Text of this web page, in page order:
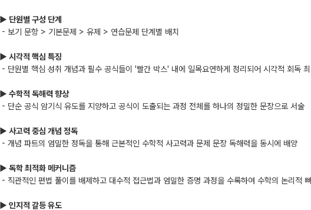
▶ 단원별 구성 단계
- 보기 문항 > 기본문제 > 유제 > 연습문제 단계별 배치
▶ 시각적 핵심 특징
- 단원별 핵심 성취 개념과 필수 공식들이 '빨간 박스' 내에 일목요연하게 정리되어 시각적 회독
▶ 수학적 독해력 향상
- 단순 공식 암기식 유도를 지양하고 공식이 도출되는 과정 전체를 하나의 정밀한 문장으로 서술
▶ 사고력 중심 개념 정독
- 개념 파트의 엄밀한 정독을 통해 근본적인 수학적 사고력과 문제 문장 독해력을 동시에 배양
▶ 독학 최적화 메커니즘
- 직관적인 편법 풀이를 배제하고 대수적 접근법과 엄밀한 증명 과정을 수록하여 수학의 논리적
▶ 인지적 갈등 유도